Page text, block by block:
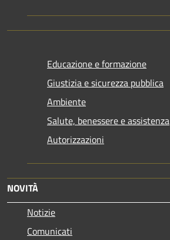
Educazione e formazione
Giustizia e sicurezza pubblica
Ambiente
Salute, benessere e assistenza
Autorizzazioni
NOVITÀ
Notizie
Comunicati